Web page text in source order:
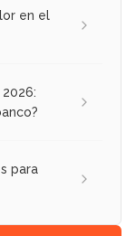
en el
para